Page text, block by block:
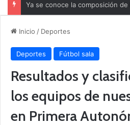
Inicio / Deportes
Deportes Fútbol sala
Resultados y
los equipos de
en Primera